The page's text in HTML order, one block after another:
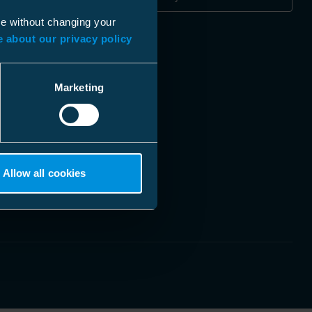
without changing your
about our privacy policy
Marketing
Allow all cookies